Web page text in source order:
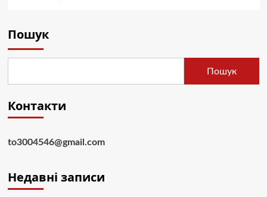
Пошук
Пошук
Контакти
to3004546@gmail.com
Недавні записи